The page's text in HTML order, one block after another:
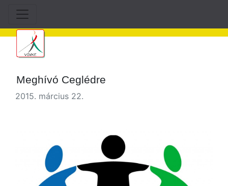
Meghívó Ceglédre
2015. március 22.